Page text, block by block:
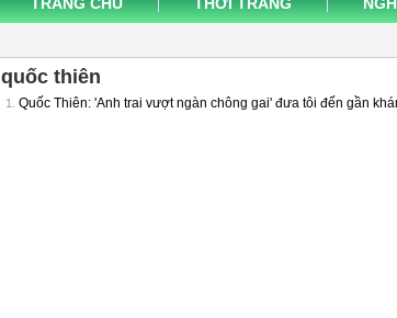
quốc thiên
1. Quốc Thiên: 'Anh trai vượt ngàn chông gai' đưa tôi đến gần